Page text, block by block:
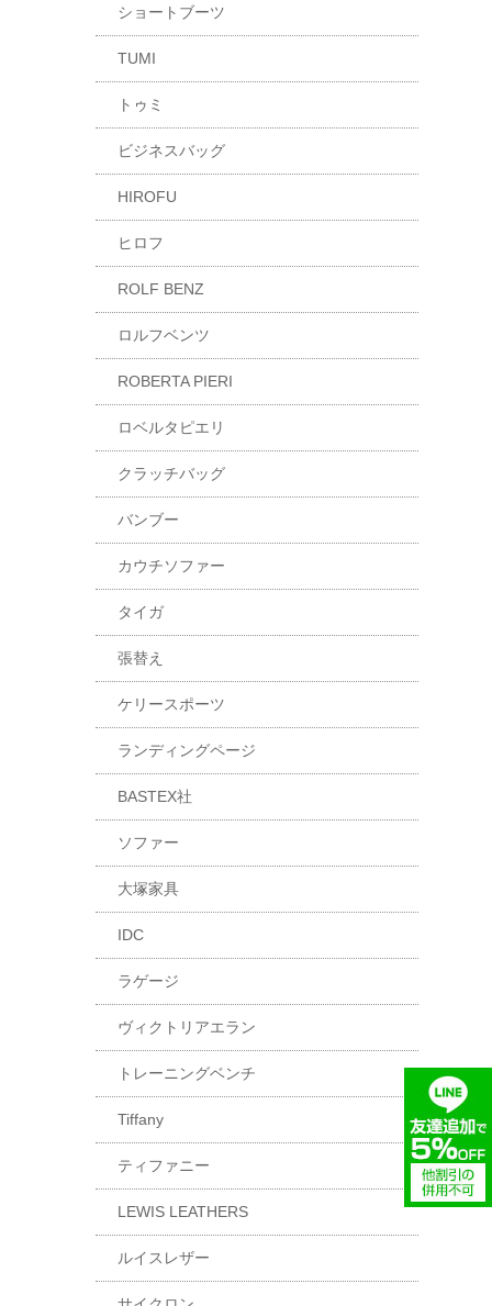
ショートブーツ
TUMI
トゥミ
ビジネスバッグ
HIROFU
ヒロフ
ROLF BENZ
ロルフベンツ
ROBERTA PIERI
ロベルタピエリ
クラッチバッグ
バンブー
カウチソファー
タイガ
張替え
ケリースポーツ
ランディングページ
BASTEX社
ソファー
大塚家具
IDC
ラゲージ
ヴィクトリアエラン
トレーニングベンチ
Tiffany
ティファニー
LEWIS LEATHERS
ルイスレザー